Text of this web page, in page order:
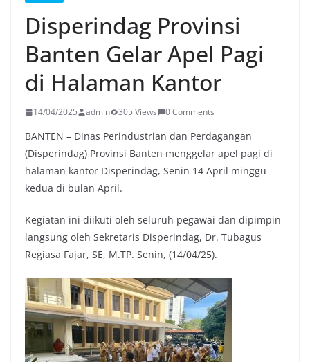
Disperindag Provinsi
Banten Gelar Apel Pagi
di Halaman Kantor
14/04/2025 admin 305 Views 0 Comments
BANTEN – Dinas Perindustrian dan Perdagangan
(Disperindag) Provinsi Banten menggelar apel pagi di
halaman kantor Disperindag, Senin 14 April minggu
kedua di bulan April.
Kegiatan ini diikuti oleh seluruh pegawai dan dipimpin
langsung oleh Sekretaris Disperindag, Dr. Tubagus
Regiasa Fajar, SE, M.TP. Senin, (14/04/25).